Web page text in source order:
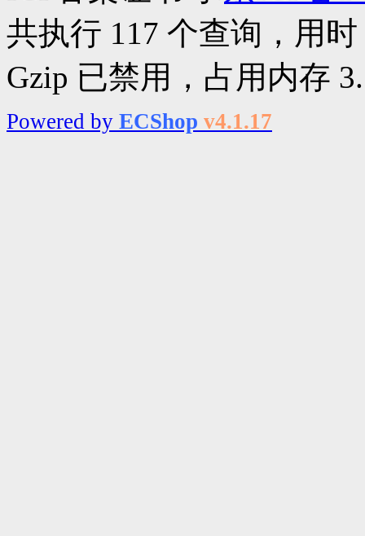
共执行 117 个查询，用
Gzip 已禁用，占用内存
Powered by ECShop v4.1.17